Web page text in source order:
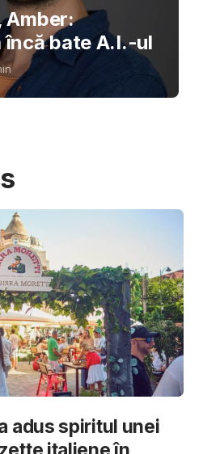
Amber:
bate A.I.-ul
adus spiritul unei
italiene în